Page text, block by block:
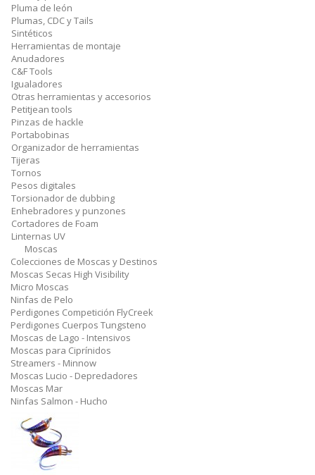
Pluma de león
Plumas, CDC y Tails
Sintéticos
Herramientas de montaje
Anudadores
C&F Tools
Igualadores
Otras herramientas y accesorios
Petitjean tools
Pinzas de hackle
Portabobinas
Organizador de herramientas
Tijeras
Tornos
Pesos digitales
Torsionador de dubbing
Enhebradores y punzones
Cortadores de Foam
Linternas UV
Moscas
Colecciones de Moscas y Destinos
Moscas Secas High Visibility
Micro Moscas
Ninfas de Pelo
Perdigones Competición FlyCreek
Perdigones Cuerpos Tungsteno
Moscas de Lago - Intensivos
Moscas para Ciprínidos
Streamers - Minnow
Moscas Lucio - Depredadores
Moscas Mar
Ninfas Salmon - Hucho